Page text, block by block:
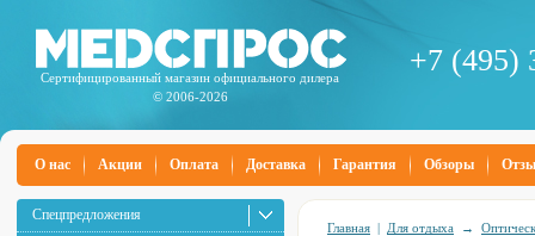
Сертифицированный магазин официального дилера
© 2006-2026
+7 (495)
О нас Акции Оплата Доставка Гарантия Обзоры
Спецпредложения
Главная | Для отдыха →